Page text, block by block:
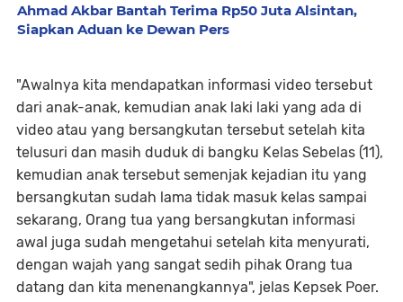
Ahmad Akbar Bantah Terima Rp50 Juta Alsintan,
Siapkan Aduan ke Dewan Pers
"Awalnya kita mendapatkan informasi video tersebut
dari anak-anak, kemudian anak laki laki yang ada di
video atau yang bersangkutan tersebut setelah kita
telusuri dan masih duduk di bangku Kelas Sebelas (11),
kemudian anak tersebut semenjak kejadian itu yang
bersangkutan sudah lama tidak masuk kelas sampai
sekarang, Orang tua yang bersangkutan informasi
awal juga sudah mengetahui setelah kita menyurati,
dengan wajah yang sangat sedih pihak Orang tua
datang dan kita menenangkannya", jelas Kepsek Poer.